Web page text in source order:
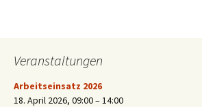
Veranstaltungen
Arbeitseinsatz 2026
18. April 2026, 09:00–14:00